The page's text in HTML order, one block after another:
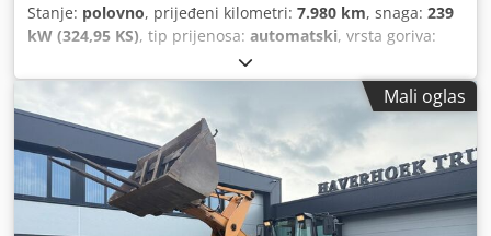
Stanje: polovno, prijeđeni kilometri: 7.980 km, snaga: 239
kW (324,95 KS), tip prijenosa: automatski, vrsta goriva:
, prva registracija:
izgradnje:2013, Oprema:klima-uređaj,
Mali oglas